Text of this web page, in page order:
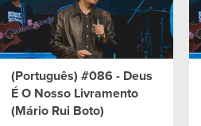
(Português) #086 - Deus
É O Nosso Livramento
(Mário Rui Boto)